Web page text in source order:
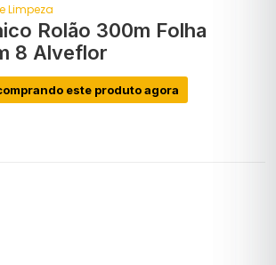
Limpeza
Rolão 300m Folha
8 Alveflor
este produto agora